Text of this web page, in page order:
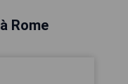
Rome